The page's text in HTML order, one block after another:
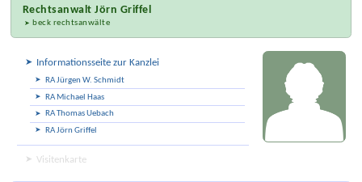
RechtsanwaltJörn Griffel
beck rechtsanwälte
Informationsseite zur Kanzlei
RA Jürgen W. Schmidt
RA Michael Haas
RA Thomas Uebach
RA Jörn Griffel
Visitenkarte